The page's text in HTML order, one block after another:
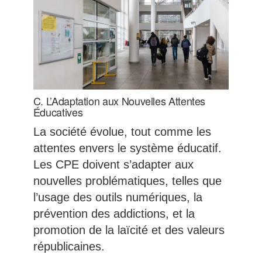
C. L’Adaptation aux Nouvelles Attentes
Éducatives
La société évolue, tout comme les
attentes envers le système éducatif.
Les CPE doivent s’adapter aux
nouvelles problématiques, telles que
l’usage des outils numériques, la
prévention des addictions, et la
promotion de la laïcité et des valeurs
républicaines.